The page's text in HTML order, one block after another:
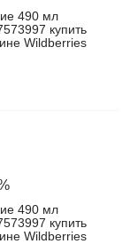
490 мл
купить
Wildberries
490 мл
купить
Wildberries